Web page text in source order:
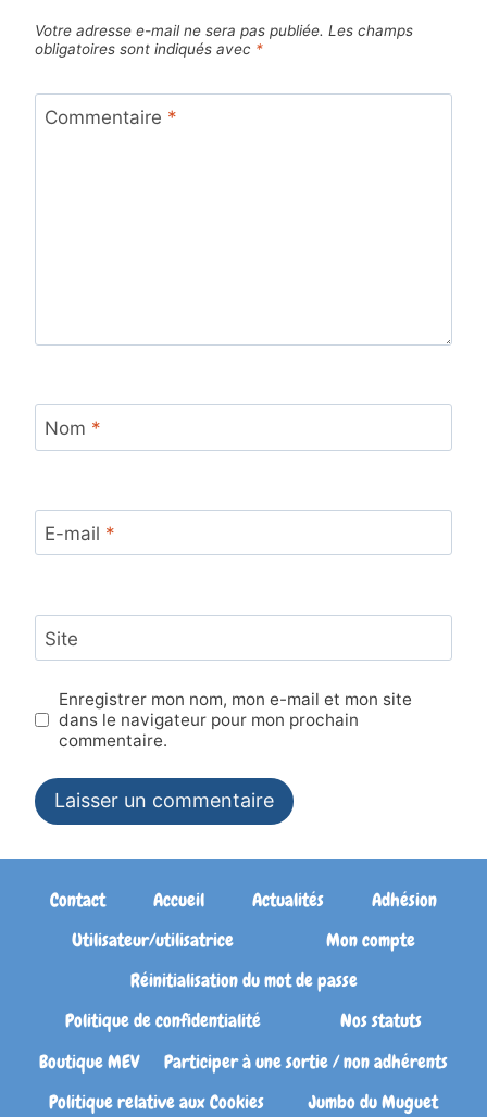
Votre adresse e-mail ne sera pas publiée. Les champs
obligatoires sont indiqués avec *
Commentaire *
Nom *
E-mail *
Site
Enregistrer mon nom, mon e-mail et mon site
dans le navigateur pour mon prochain
commentaire.
Contact Accueil Actualités
Adhésion
Utilisateur/utilisatrice
Mon compte
Réinitialisation du mot de passe
Politique de confidentialité
Nos statuts
Boutique MEV
Participer à une sortie / non adhérents
Politique relative aux Cookies
Jumbo du Muguet